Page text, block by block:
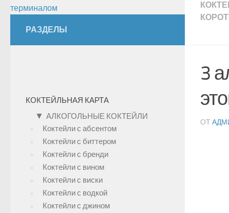
3
ОТ
терминалом
РАЗДЕЛЫ
КОКТЕЙЛЬНАЯ КАРТА
▼ АЛКОГОЛЬНЫЕ КОКТЕЙЛИ
Коктейли с абсентом
Коктейли с биттером
Коктейли с бренди
Коктейли с вином
Коктейли с виски
Коктейли с водкой
Коктейли с джином